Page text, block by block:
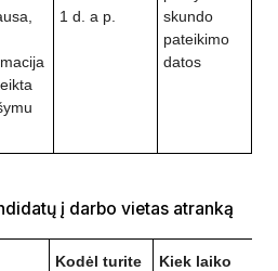
1 d. a p.
skundo
pateikimo
datos
į darbo vietas atranką
Kodėl turite
Kiek laiko